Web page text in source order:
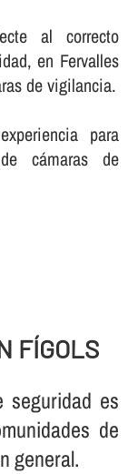
al correcto
en Fervalles
de vigilancia.
para
cámaras de
FÍGOLS
seguridad es
de
general.